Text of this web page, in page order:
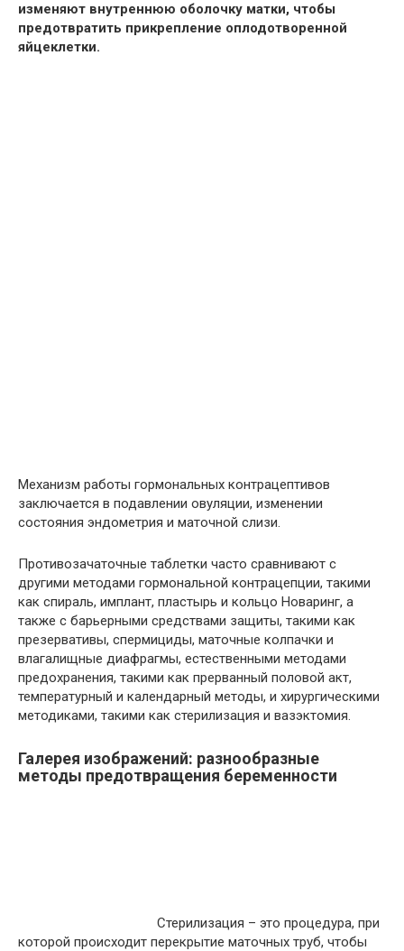
изменяют внутреннюю оболочку матки, чтобы
предотвратить прикрепление оплодотворенной
яйцеклетки.
Механизм работы гормональных контрацептивов
заключается в подавлении овуляции, изменении
состояния эндометрия и маточной слизи.
Противозачаточные таблетки часто сравнивают с
другими методами гормональной контрацепции, такими
как спираль, имплант, пластырь и кольцо Новаринг, а
также с барьерными средствами защиты, такими как
презервативы, спермициды, маточные колпачки и
влагалищные диафрагмы, естественными методами
предохранения, такими как прерванный половой акт,
температурный и календарный методы, и хирургическими
методиками, такими как стерилизация и вазэктомия.
Галерея изображений: разнообразные
методы предотвращения беременности
Стерилизация – это процедура, при
которой происходит перекрытие маточных труб, чтобы